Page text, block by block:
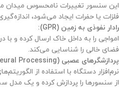
این سنسور تغییرات نامحسوس میدان
فلزات یا حفرات ایجاد می‌شود،
رادار نفوذی به زمین (GPR):
امواجی را به داخل خاک ارسال کرده و با
فضای خالی را شناسایی می‌کند.
پردازشگرهای عصبی (Neural Processing):
نرم‌افزار دستگاه با استفاده از
از سنسورها را پردازش کرده و یک مدل